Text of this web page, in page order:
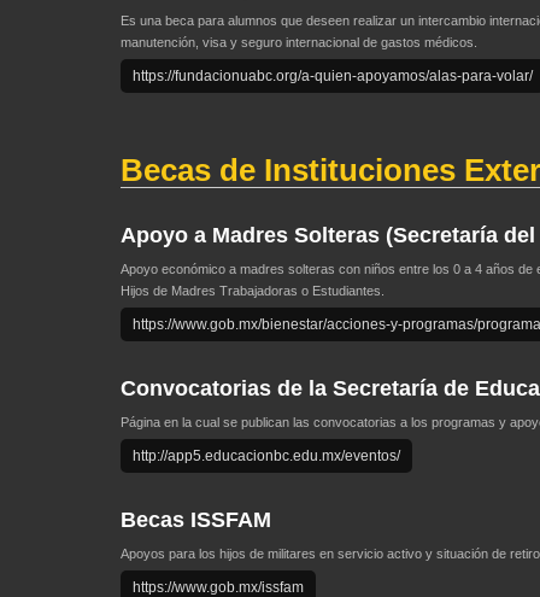
Es una beca para alumnos que deseen realizar un intercambio
manutención, visa y seguro internacional de gastos médicos.
https://fundacionuabc.org/a-quien-apoyamos/alas-para-volar/
Becas de Instituciones
Apoyo a Madres Solteras (Secretaría
Apoyo económico a madres solteras con niños entre los 0 a 4 años
Hijos de Madres Trabajadoras o Estudiantes.
https://www.gob.mx/bienestar/acciones-y-programas/
Convocatorias de la Secretaría de
Página en la cual se publican las convocatorias a los programas y
http://app5.educacionbc.edu.mx/eventos/
Becas ISSFAM
Apoyos para los hijos de militares en servicio activo y situación de
https://www.gob.mx/issfam